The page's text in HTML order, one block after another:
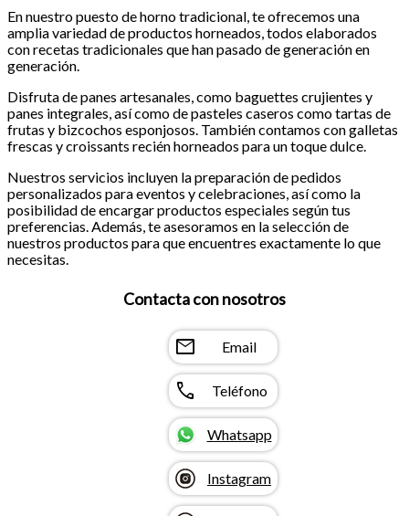
En nuestro puesto de horno tradicional, te ofrecemos una
amplia variedad de productos horneados, todos elaborados
con recetas tradicionales que han pasado de generación en
generación.
Disfruta de panes artesanales, como baguettes crujientes y
panes integrales, así como de pasteles caseros como tartas de
frutas y bizcochos esponjosos. También contamos con galletas
frescas y croissants recién horneados para un toque dulce.
Nuestros servicios incluyen la preparación de pedidos
personalizados para eventos y celebraciones, así como la
posibilidad de encargar productos especiales según tus
preferencias. Además, te asesoramos en la selección de
nuestros productos para que encuentres exactamente lo que
necesitas.
Contacta con nosotros
mail Email
call Teléfono
Whatsapp
Instagram